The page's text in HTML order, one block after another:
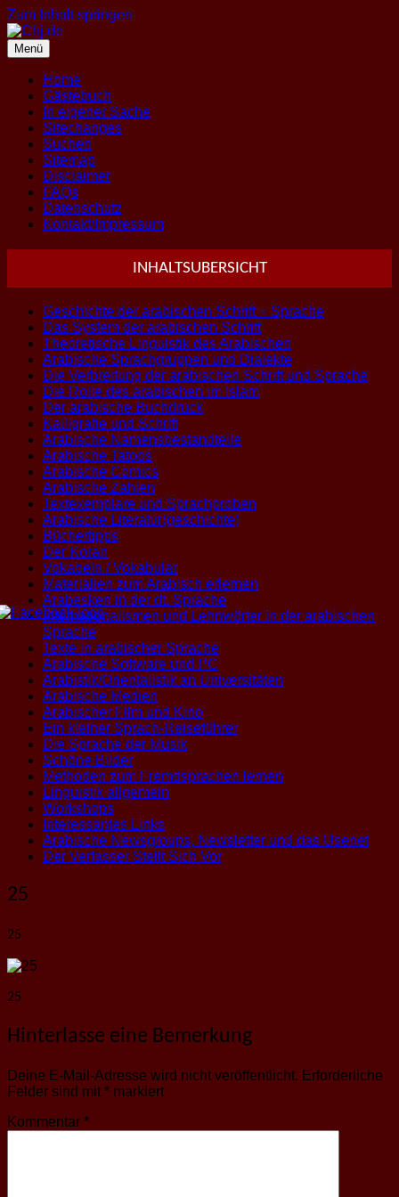
Zum Inhalt springen
Menü
Home
Gästebuch
In eigener Sache
Sitechanges
Suchen
Sitemap
Disclaimer
FAQs
Datenschutz
Kontakt/Impressum
INHALTSUBERSICHT
Geschichte der arabischen Schrift + Sprache
Das System der arabischen Schrift
Theoretische Linguistik des Arabischen
Arabische Sprachgruppen und Dialekte
Die Verbreitung der arabischen Schrift und Sprache
Die Rolle des arabischen im Islam
Der arabische Buchdruck
Kalligrafie und Schrift
Arabische Namensbestandteile
Arabische Tatoos
Arabische Comics
Arabische Zahlen
Textexemplare und Sprachproben
Arabische Literatur(geschichte)
Büchertipps
Der Koran
Vokabeln / Vokabular
Materialien zum Arabisch erlernen
Arabesken in der dt. Sprache
Internationalismen und Lehnwörter in der arabischen
Sprache
Texte in arabischer Sprache
Arabische Software und PC
Arabistik/Orientalistik an Universitäten
Arabische Medien
Arabischer Film und Kino
Ein kleiner Sprach-Reiseführer
Die Sprache der Musik
Schöne Bilder
Methoden zum Fremdsprachen lernen
Linguistik allgemein
Workshops
Interessantes Links
Arabische Newsgroups, Newsletter und das Usenet
Der Verfasser Stellt Sich Vor
25
25
25
Hinterlasse eine Bemerkung
Deine E-Mail-Adresse wird nicht veröffentlicht. Erforderliche
Felder sind mit * markiert
Kommentar *